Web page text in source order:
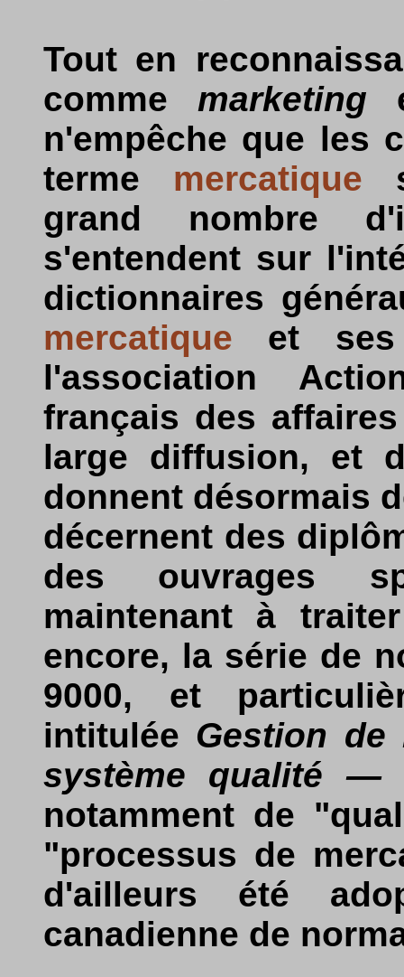
Tout en
comme marketing
n'empêche que les
terme mercatique
grand nombre
s'entendent sur
dictionnaires
mercatique et ses
l'association
français des
large diffusion, et
donnent désormais
décernent des
des ouvrages
maintenant à
encore, la série de
9000, et
intitulée Gestion
système qualité —
notamment de
"processus de
d'ailleurs été
canadienne de